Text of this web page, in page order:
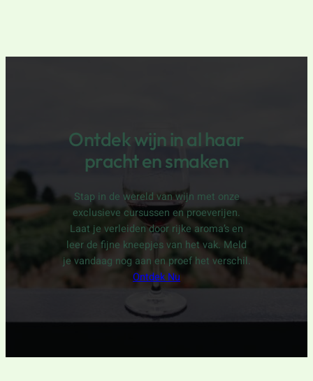
Ontdek wijn in al haar
pracht en smaken
Stap in de wereld van wijn met onze
exclusieve cursussen en proeverijen.
Laat je verleiden door rijke aroma’s en
leer de fijne kneepjes van het vak. Meld
je vandaag nog aan en proef het verschil.
Ontdek Nu